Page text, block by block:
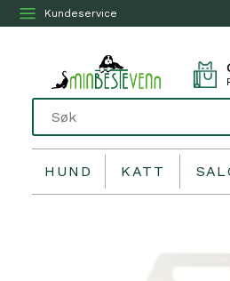
Kundeservice
HUND KATT